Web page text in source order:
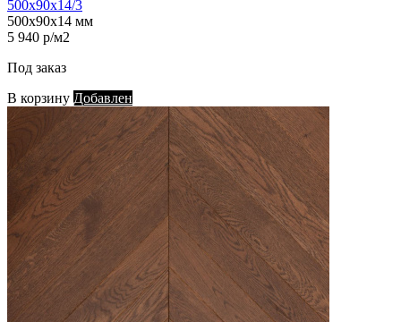
500х90х14/3
500х90х14 мм
5 940 р/м2
Под заказ
В корзину Добавлен